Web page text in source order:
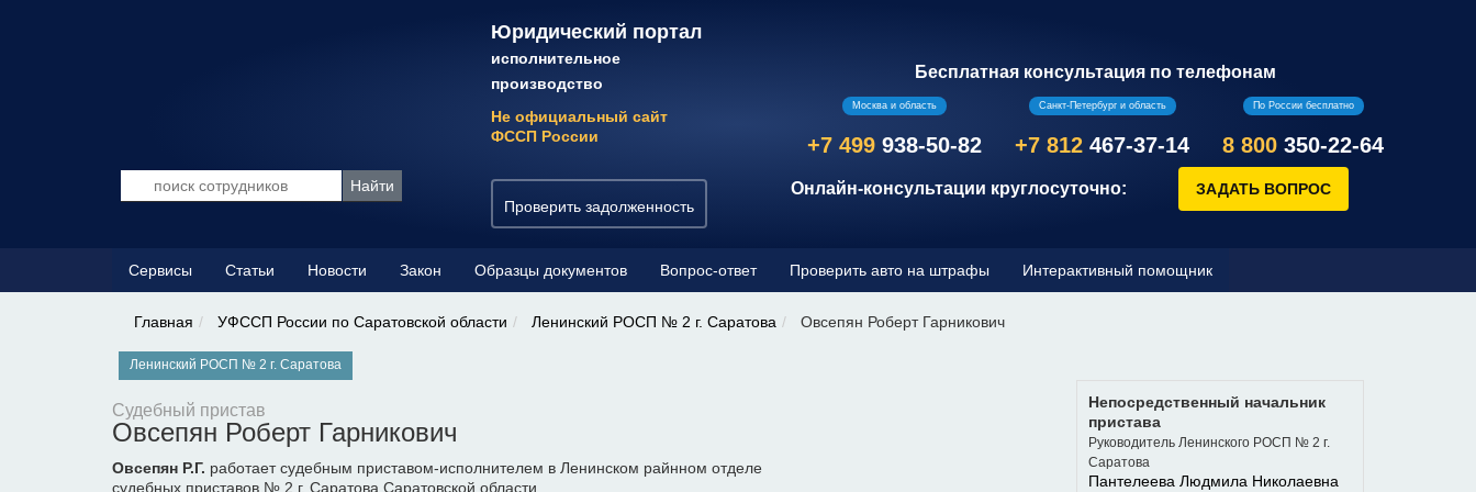
Юридический портал
исполнительное
производство
Не официальный сайт
ФССП России
Проверить задолженность
Бесплатная консультация по телефонам
Москва и область
+7 499 938-50-82
Санкт-Петербург и область
+7 812 467-37-14
По России бесплатно
8 800 350-22-64
Онлайн-консультации круглосуточно:
Сервисы Статьи Новости Закон Образцы документов Вопрос-ответ Проверить авто на штрафы Интерактивный помощник
Главная УФССП России по Саратовской области Ленинский РОСП № 2 г. Саратова Овсепян Роберт Гарникович
Ленинский РОСП № 2 г. Саратова
Судебный пристав
Овсепян Роберт Гарникович
Овсепян Р.Г. работает судебным приставом-исполнителем в Ленинском райнном отделе
судебных приставов № 2 г. Саратова Саратовской области
Непосредственный начальник
пристава
Руководитель Ленинского РОСП № 2 г.
Саратова
Пантелеева Людмила Николаевна